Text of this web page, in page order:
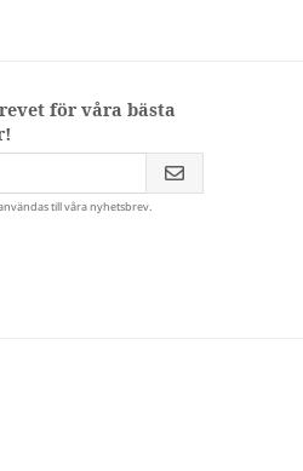
för våra bästa
till våra nyhetsbrev.